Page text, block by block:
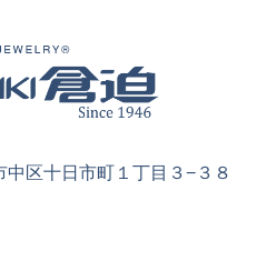
区十日市町１丁目３−３８